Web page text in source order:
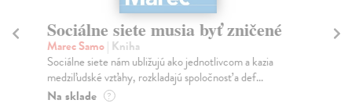
Sociálne siete musia byť zničené
Marec Samo| Kniha
Sociálne siete nám ubližujú ako jednotlivcom a kazia
medziľudské vzťahy, rozkladajú spoločnosť a def...
Na sklade ?